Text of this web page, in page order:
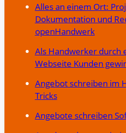
Alles an einem Ort:
Dokumentation und
openHandwerk
Als Handwerker durch
Webseite Kunden
Angebot schreiben im
Tricks
Angebote schreiben